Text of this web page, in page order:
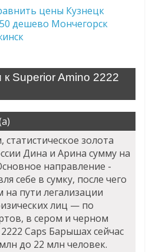
цены Кузнецк
дешево Мончегорск
Superior Amino 2222
золота
Дина и Арина сумму на
направление -
себе в сумку, после чего
пути легализации
лиц — по
в сером и черном
Caps Барышах сейчас
до 22 млн человек.